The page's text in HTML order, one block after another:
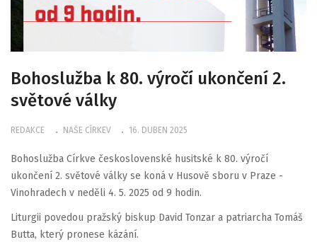
Bohoslužba k 80. výročí ukončení 2.
světové války
REDAKCE NAŠE CÍRKEV 16. DUBEN 2025
Bohoslužba Církve československé husitské k 80. výročí
ukončení 2. světové války se koná v Husově sboru v Praze -
Vinohradech v neděli 4. 5. 2025 od 9 hodin.
Liturgii povedou pražský biskup David Tonzar a patriarcha Tomáš
Butta, který pronese kázání.